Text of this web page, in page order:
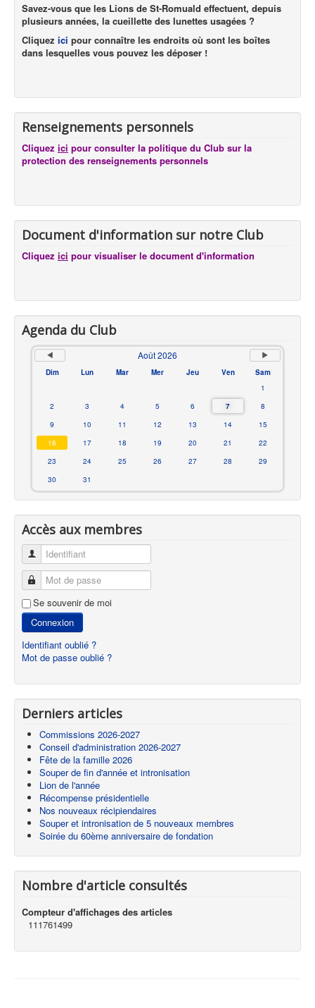
Savez-vous que les Lions de St-Romuald effectuent, depuis
plusieurs années, la cueillette des lunettes usagées ?
Cliquez ici pour connaître les endroits où sont les boîtes
dans lesquelles vous pouvez les déposer !
Renseignements personnels
Cliquez ici pour consulter la politique du Club sur la
protection des renseignements personnels
Document d'information sur notre Club
Cliquez ici pour visualiser le document d'information
Agenda du Club
Août 2026
Dim Lun Mar Mer Jeu Ven
Sam
1
2
3 4 5 6 7
8
9
10 11 12 13 14
15
16
17 18 19 20 21
22
23
24 25 26 27 28
29
30
31
Accès aux membres
Identifiant
Mot de passe
Se souvenir de moi
Connexion
Identifiant oublié ?
Mot de passe oublié ?
Derniers articles
Commissions 2026-2027
Conseil d'administration 2026-2027
Fête de la famille 2026
Souper de fin d'année et intronisation
Lion de l'année
Récompense présidentielle
Nos nouveaux récipiendaires
Souper et intronisation de 5 nouveaux membres
Soirée du 60ème anniversaire de fondation
Nombre d'article consultés
Compteur d'affichages des articles
111761499